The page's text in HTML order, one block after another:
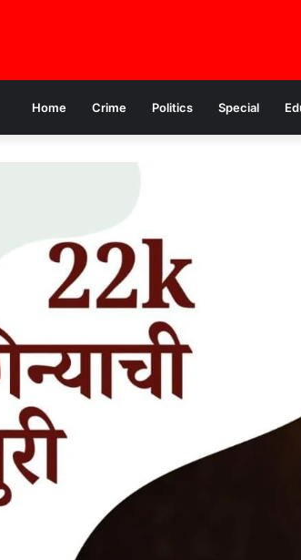
Home Crime Politics Special